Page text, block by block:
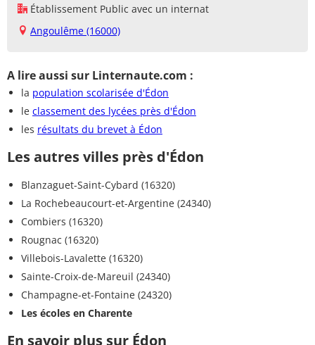
Établissement Public avec un internat
Angoulême (16000)
A lire aussi sur Linternaute.com :
la population scolarisée d'Édon
le classement des lycées près d'Édon
les résultats du brevet à Édon
Les autres villes près d'Édon
Blanzaguet-Saint-Cybard (16320)
La Rochebeaucourt-et-Argentine (24340)
Combiers (16320)
Rougnac (16320)
Villebois-Lavalette (16320)
Sainte-Croix-de-Mareuil (24340)
Champagne-et-Fontaine (24320)
Les écoles en Charente
En savoir plus sur Édon